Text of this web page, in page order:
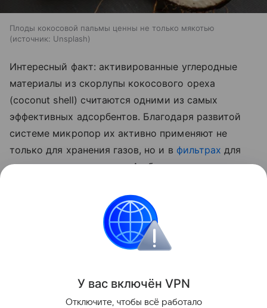
Плоды кокосовой пальмы ценны не только мякотью
источник: Unsplash
Интересный факт: активированные углеродные
материалы из скорлупы кокосового ореха
(coconut shell) считаются одними из самых
эффективных адсорбентов. Благодаря развитой
системе микропор их активно применяют не
только для хранения газов, но и в фильтрах для
очистки воздуха и воды. А об альтернативном
российские ученые
Поделиться
У вас включён VPN
Отключите, чтобы всё работало